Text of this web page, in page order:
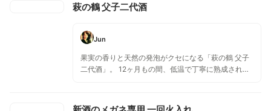
萩の鶴 父子二代酒
Jun
果実の香りと天然の発泡がクセになる「萩の鶴 父子
二代酒」。 12ヶ月もの間、低温で丁寧に熟成され、
い後味は、初めて経験する感覚かもしれません。 お